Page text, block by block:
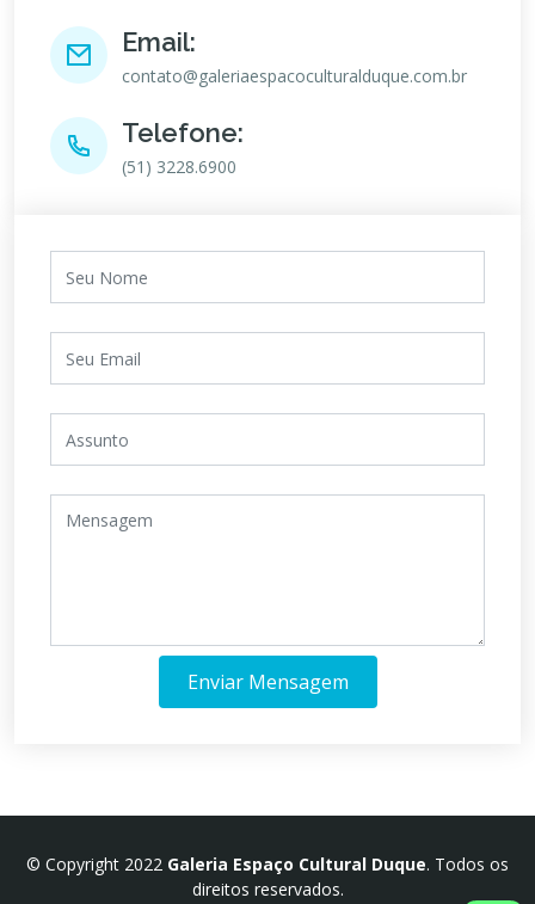
Email:
contato@galeriaespacoculturalduque.com.br
Telefone:
(51) 3228.6900
Enviar Mensagem
© Copyright 2022 Galeria Espaço Cultural Duque. Todos os
direitos reservados.